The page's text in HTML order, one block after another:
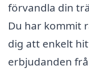
förvandla din
Du har kommit
dig att enkelt
erbjudanden